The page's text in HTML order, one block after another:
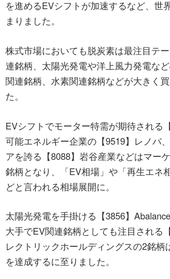
を進めるEVシフトが加速するなど、世
まりました。
株式市場においても脱炭素は最注目テ
連銘柄、太陽光発電や洋上風力発電な
関連銘柄、水素関連銘柄などが大きく
た。
EVシフトでモーター特需が期待される
可能エネルギー企業の【9519】レノバ
アを誇る【8088】岩谷産業などはマー
銘柄となり、「EV相場」や「再生エネ
どと言われる相場展開に。
太陽光発電を手掛ける【3856】
大手でEV関連銘柄としても注目される
レクトリックホールディングスの2銘柄
を達成するに至りました。